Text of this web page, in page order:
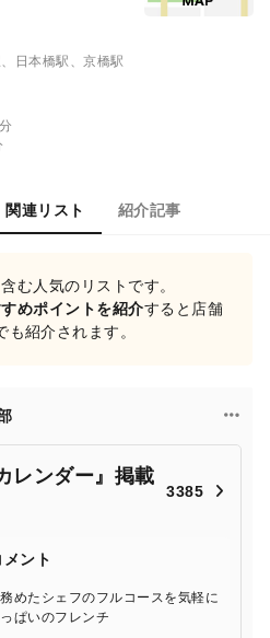
日本橋駅、京橋駅
関連リスト 紹介記事
む人気のリストです。
めポイントを紹介すると店舗
も紹介されます。
レンダー』掲載
3385
ント
めたシェフのフルコースを気軽に
ぱいのフレンチ